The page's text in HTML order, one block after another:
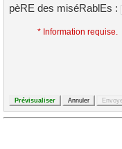
pèRE des miséRablEs :
* Information requise.